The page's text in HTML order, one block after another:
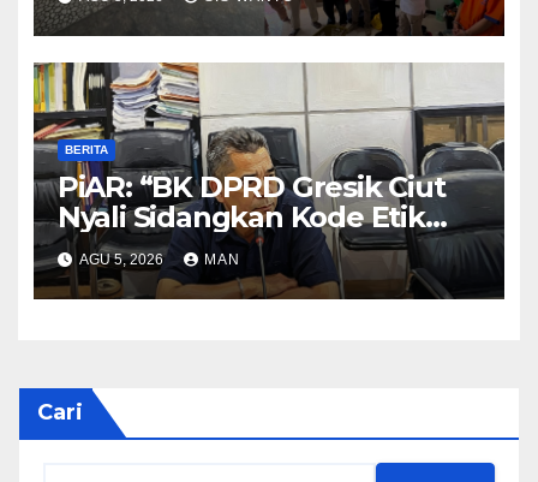
BERITA
PiAR: “BK DPRD Gresik Ciut
Nyali Sidangkan Kode Etik
Ketua DPRD”
AGU 5, 2026 MAN
Cari